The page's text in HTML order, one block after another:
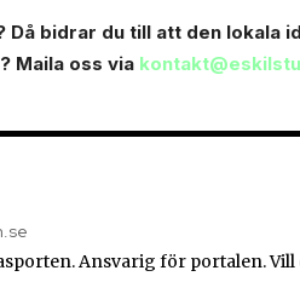
bidrar du till att den lokala
Maila oss via
Ansvarig för portalen.